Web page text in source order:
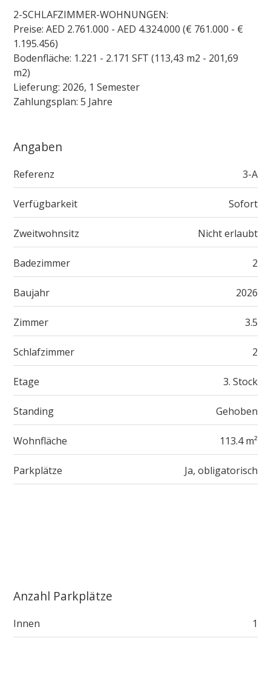
2-SCHLAFZIMMER-WOHNUNGEN:
Preise: AED 2.761.000 - AED 4.324.000 (€ 761.000 - €
1.195.456)
Bodenfläche: 1.221 - 2.171 SFT (113,43 m2 - 201,69
m2)
Lieferung: 2026, 1 Semester
Zahlungsplan: 5 Jahre
Angaben
Referenz 3-A
Verfügbarkeit Sofort
Zweitwohnsitz Nicht erlaubt
Badezimmer 2
Baujahr 2026
Zimmer 3.5
Schlafzimmer 2
Etage 3. Stock
Standing Gehoben
Wohnfläche 113.4 m²
Parkplätze Ja, obligatorisch
Anzahl Parkplätze
Innen 1